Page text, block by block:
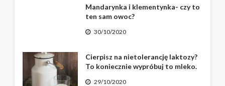
Mandarynka i klementynka- czy to
ten sam owoc?
30/10/2020
Cierpisz na nietolerancję laktozy?
To koniecznie wypróbuj to mleko.
29/10/2020